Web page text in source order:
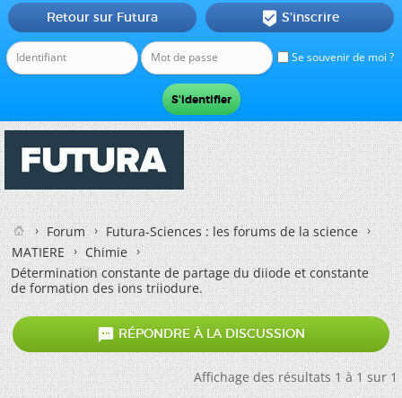
Se souvenir de moi ?
Retour sur Futura  S'inscrire
Forum
Futura-Sciences : les forums de la science
MATIERE
Chimie
Détermination constante de partage du diiode et constante
de formation des ions triiodure.
 RÉPONDRE À LA DISCUSSION
Affichage des résultats 1 à 1 sur 1